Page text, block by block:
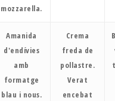
mozzarella.
Amanida
d'endívies
amb
formatge
blau i nous.
Crema
freda de
pollastre.
Verat
encebat